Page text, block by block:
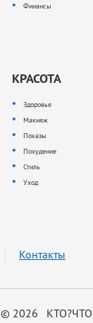
Финансы
КРАСОТА
Здоровье
Макияж
Показы
Похудение
Стиль
Уход
© 2026
Контакты